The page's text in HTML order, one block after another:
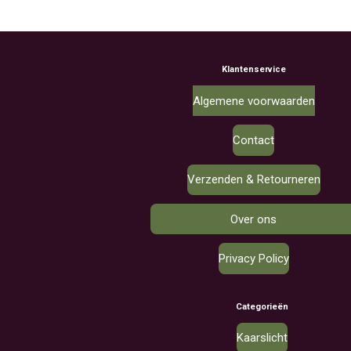
Klantenservice
Algemene voorwaarden
Contact
Verzenden & Retourneren
Over ons
Privacy Policy
Categorieën
Kaarslicht